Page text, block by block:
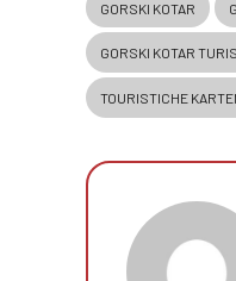
GORSKI KOTAR
GORSKI KOTAR
TOURISTICHE